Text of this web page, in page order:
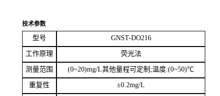
技术参数
型号 GNST-DO216
工作原理 荧光法
测量范围 (0~20)mg/L其他量程可定制 ;温度:(0~50)℃
重复性 ±0.2mg/L